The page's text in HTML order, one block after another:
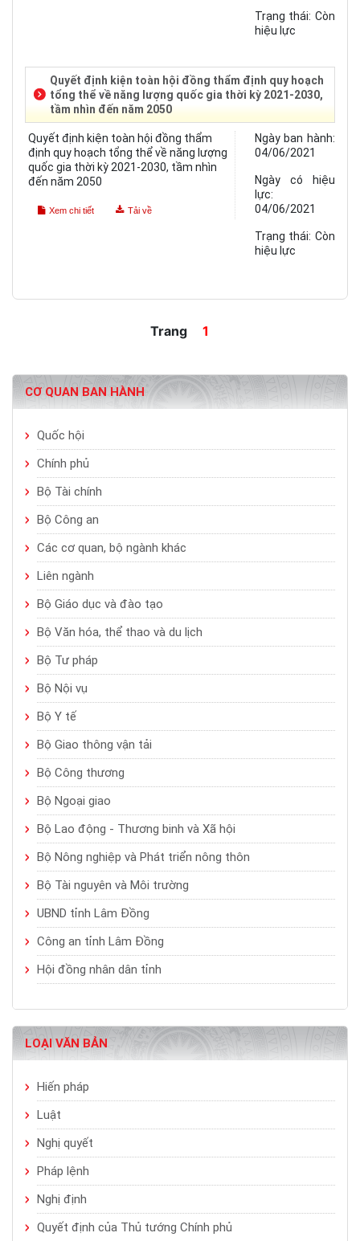
Trạng thái: Còn
hiệu lực
Quyết định kiện toàn hội đồng thẩm định quy hoạch
tổng thể về năng lượng quốc gia thời kỳ 2021-2030,
tầm nhìn đến năm 2050
Quyết định kiện toàn hội đồng thẩm
định quy hoạch tổng thể về năng lượng
quốc gia thời kỳ 2021-2030, tầm nhìn
đến năm 2050
Xem chi tiết Tải về
Ngày ban hành:
04/06/2021
Ngày có hiệu
lực:
04/06/2021
Trạng thái: Còn
hiệu lực
Trang 1
CƠ QUAN BAN HÀNH
Quốc hội
Chính phủ
Bộ Tài chính
Bộ Công an
Các cơ quan, bộ ngành khác
Liên ngành
Bộ Giáo dục và đào tạo
Bộ Văn hóa, thể thao và du lịch
Bộ Tư pháp
Bộ Nội vụ
Bộ Y tế
Bộ Giao thông vận tải
Bộ Công thương
Bộ Ngoại giao
Bộ Lao động - Thương binh và Xã hội
Bộ Nông nghiệp và Phát triển nông thôn
Bộ Tài nguyên và Môi trường
UBND tỉnh Lâm Đồng
Công an tỉnh Lâm Đồng
Hội đồng nhân dân tỉnh
LOẠI VĂN BẢN
Hiến pháp
Luật
Nghị quyết
Pháp lệnh
Nghị định
Quyết định của Thủ tướng Chính phủ